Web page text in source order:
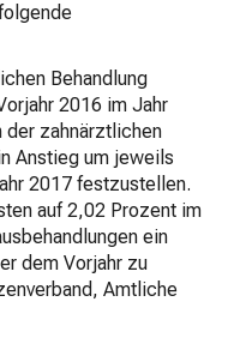
Behandlung
2016 im Jahr
zahnärztlichen
Anstieg um jeweils
2017 festzustellen.
auf 2,02 Prozent im
ein
dem Vorjahr zu
Amtliche